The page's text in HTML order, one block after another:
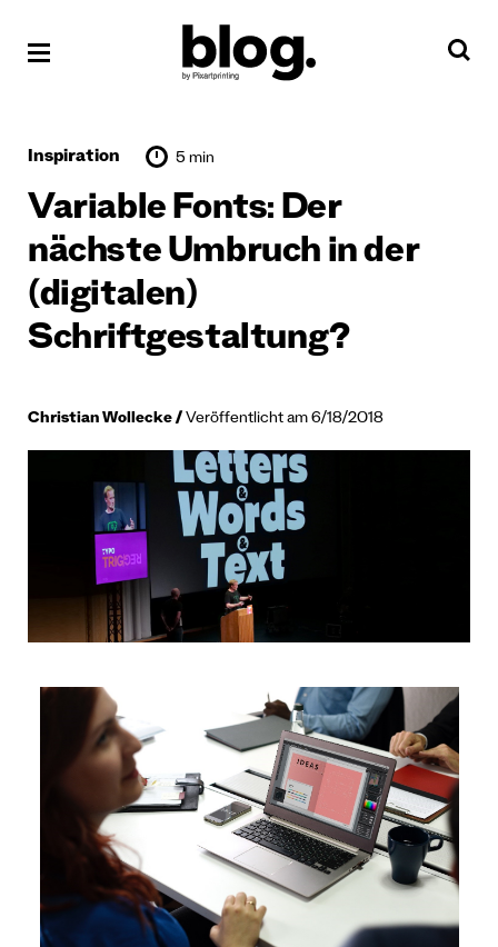
Inspiration 5 min
Variable Fonts: Der
nächste Umbruch in der
(digitalen)
Schriftgestaltung?
Christian Wollecke Veröffentlicht am 6/18/2018